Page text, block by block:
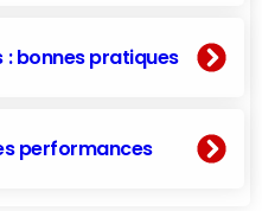
: bonnes pratiques
performances